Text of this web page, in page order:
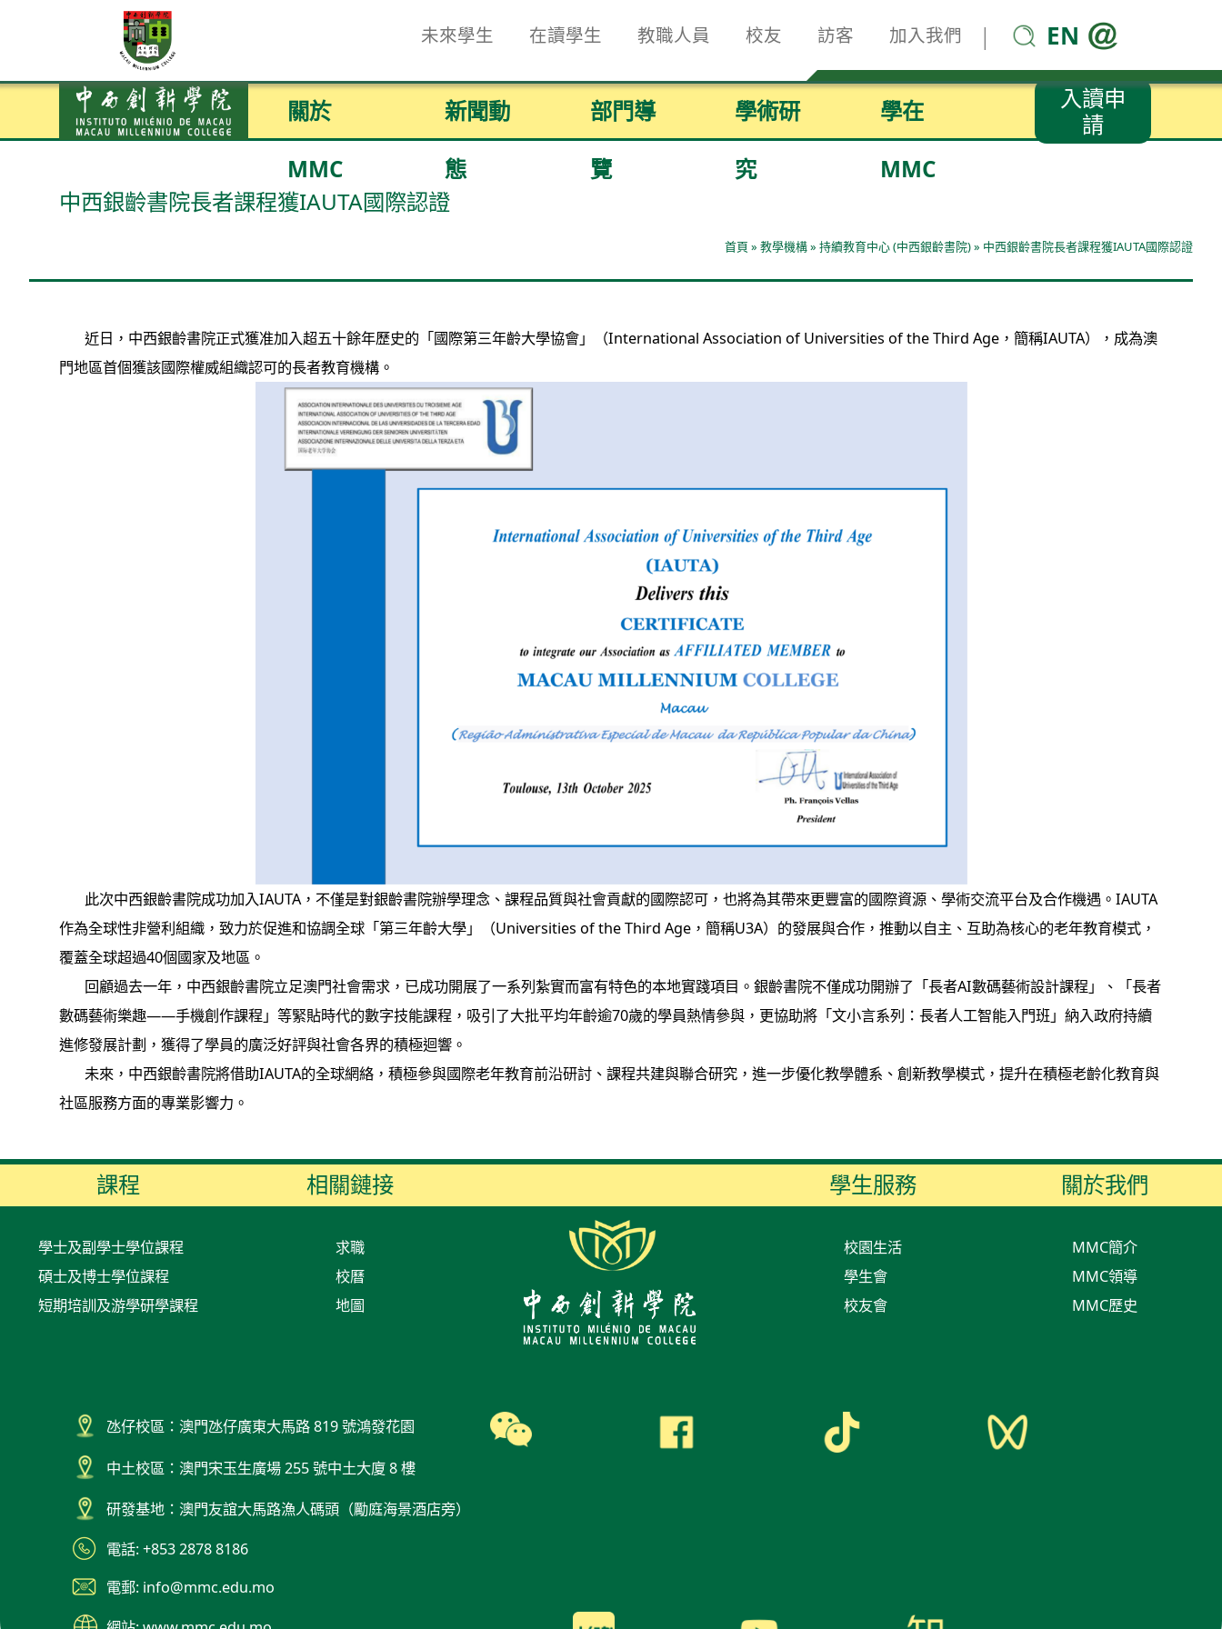
未來學生 在讀學生 教職人員 校友 訪客 加入我們 | EN
關於
MMC
新聞動
態
部門導
覽
學術研
究
學在
MMC
入讀申
請
中西銀齡書院長者課程獲IAUTA國際認證
首頁 » 教學機構» 持續教育中心 (中西銀齡書院)» 中西銀齡書院長者課程獲IAUTA國際認證
近日，中西銀齡書院正式獲准加入超五十餘年歷史的「國際第三年齡大學協會」（International Association of Universities of the Third Age，簡稱IAUTA），成為澳
門地區首個獲該國際權威組織認可的長者教育機構。
此次中西銀齡書院成功加入IAUTA，不僅是對銀齡書院辦學理念、課程品質與社會貢獻的國際認可，也將為其帶來更豐富的國際資源、學術交流平台及合作機遇。IAUTA
作為全球性非營利組織，致力於促進和協調全球「第三年齡大學」（Universities of the Third Age，簡稱U3A）的發展與合作，推動以自主、互助為核心的老年教育模式，
覆蓋全球超過40個國家及地區。
回顧過去一年，中西銀齡書院立足澳門社會需求，已成功開展了一系列紮實而富有特色的本地實踐項目。銀齡書院不僅成功開辦了「長者AI數碼藝術設計課程」、「長者
數碼藝術樂趣——手機創作課程」等緊貼時代的數字技能課程，吸引了大批平均年齡逾70歲的學員熱情參與，更協助將「文小言系列：長者人工智能入門班」納入政府持續
進修發展計劃，獲得了學員的廣泛好評與社會各界的積極迴響。
未來，中西銀齡書院將借助IAUTA的全球網絡，積極參與國際老年教育前沿研討、課程共建與聯合研究，進一步優化教學體系、創新教學模式，提升在積極老齡化教育與
社區服務方面的專業影響力。
課程
學士及副學士學位課程
碩士及博士學位課程
短期培訓及游學研學課程
相關鏈接
求職
校曆
地圖
學生服務
校園生活
學生會
校友會
關於我們
MMC簡介
MMC領導
MMC歷史
氹仔校區：澳門氹仔廣東大馬路 819 號鴻發花園
中土校區：澳門宋玉生廣場 255 號中土大廈 8 樓
研發基地：澳門友誼大馬路漁人碼頭（勵庭海景酒店旁）
電話: +853 2878 8186
電郵: info@mmc.edu.mo